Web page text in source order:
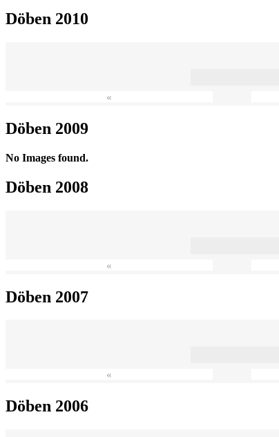
Döben 2010
«
Döben 2009
No Images found.
Döben 2008
«
Döben 2007
«
Döben 2006